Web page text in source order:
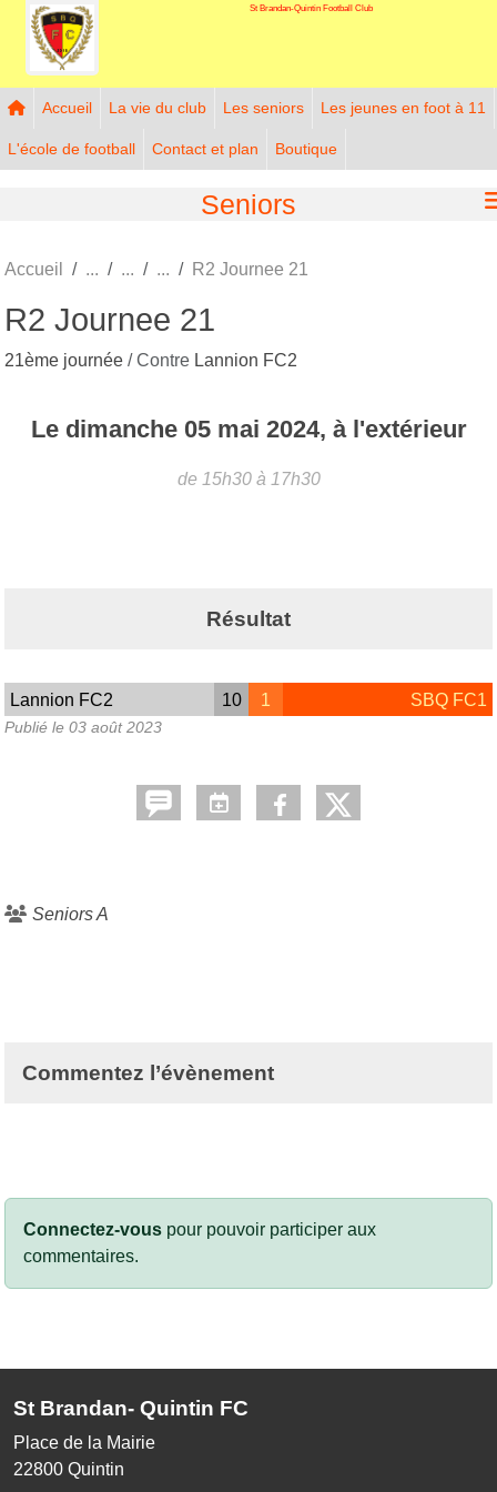
St Brandan-Quintin Football Club
Accueil La vie du club Les seniors Les jeunes en foot à 11
L'école de football Contact et plan Boutique
Seniors
Accueil R2 Journee 21
R2 Journee 21
21ème journée / Contre Lannion FC2
Le dimanche 05 mai 2024, à l'extérieur
de 15h30 à 17h30
Résultat
Lannion FC2 10 1 SBQ FC1
Publié le 03 août 2023
Seniors A
Commentez l’évènement
Connectez-vous pour pouvoir participer aux
commentaires.
St Brandan- Quintin FC
Place de la Mairie
22800 Quintin
Panneau de gestion des cookies